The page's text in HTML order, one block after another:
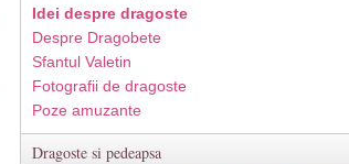
Idei despre dragoste
Despre Dragobete
Sfantul Valetin
Fotografii de dragoste
Poze amuzante
Dragoste si pedeapsa